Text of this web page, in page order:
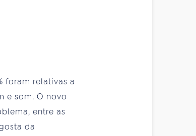
foram relativas a
e som. O novo
entre as
da